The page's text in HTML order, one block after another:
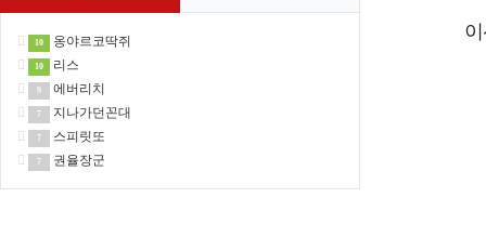
10 옹야르코딱쥐
10 리스
9 에버리치
7 지나가던꼰대
7 스피릿또
7 권율장군